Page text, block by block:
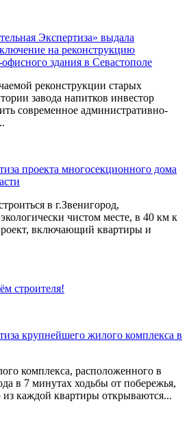
Экспертиза» выдала
на реконструкцию
здания в Севастополе
реконструкции старых
завода напитков инвестор
современное административно-
проекта многосекционного дома
в г.Звенигород,
чистом месте, в 40 км к
включающий квартиры и
строителя!
крупнейшего жилого комплекса в
комплекса, расположенного в
в 7 минутах ходьбы от побережья,
из каждой квартиры открываются...